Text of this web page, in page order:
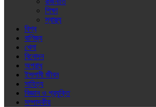
শিক্ষা
স্বাস্থ্য
বিশ্ব
বাণিজ্য
খেলা
বিনোদন
অপরাধ
ইসলামী জীবন
সাহিত্য
বিজ্ঞান ও প্রযুক্তি
সম্পাদকীয়